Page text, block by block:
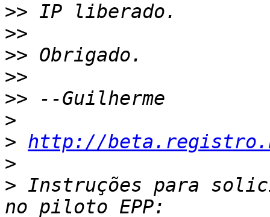
>>
>>
>>
>>
>>
>
> http://
>
> Instruções para